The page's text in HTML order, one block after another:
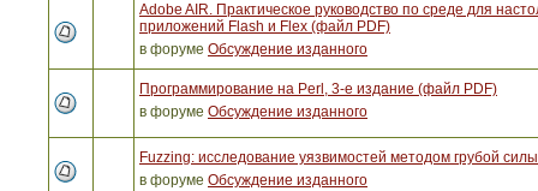
Adobe AIR. Практическое руководство по среде для
приложений Flash и Flex (файл PDF)
в форуме Обсуждение изданного
Программирование на Perl, 3-е издание (файл PDF)
в форуме Обсуждение изданного
Fuzzing: исследование уязвимостей методом грубой
в форуме Обсуждение изданного